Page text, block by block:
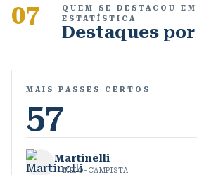
07
QUEM SE DESTACOU
ESTATÍSTICA
Destaques
MAIS PASSES CERTOS
57
Martinelli
MEIO-CAMPISTA